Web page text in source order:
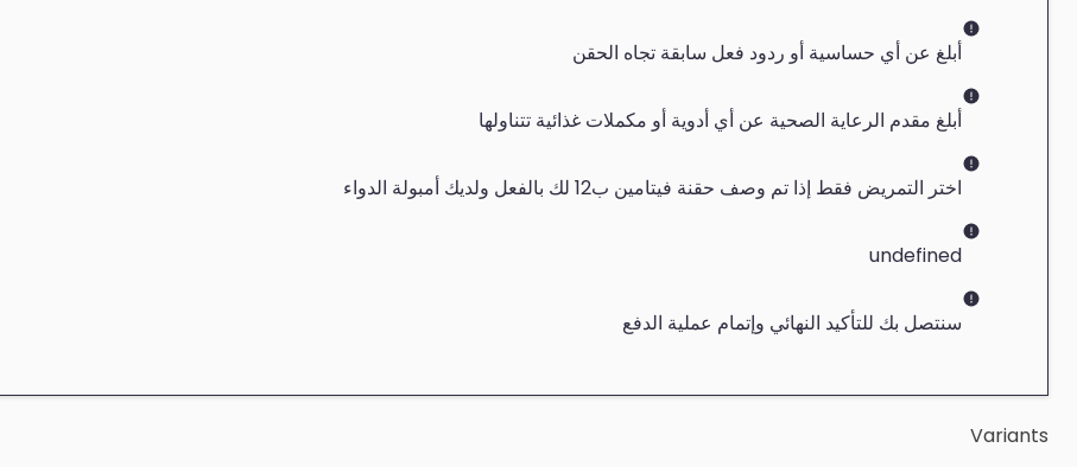
أبلغ عن أي حساسية أو ردود فعل سابقة تجاه الحقن
أبلغ مقدم الرعاية الصحية عن أي أدوية أو مكملات غذائية تتناولها
اختر التمريض فقط إذا تم وصف حقنة فيتامين ب12 لك بالفعل ولديك أمبولة الدواء
undefined
سنتصل بك للتأكيد النهائي وإتمام عملية الدفع
Variants